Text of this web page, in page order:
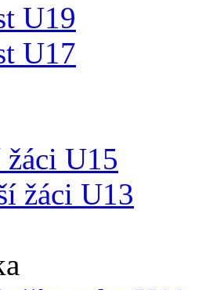
U19
U17
žáci U15
žáci U13